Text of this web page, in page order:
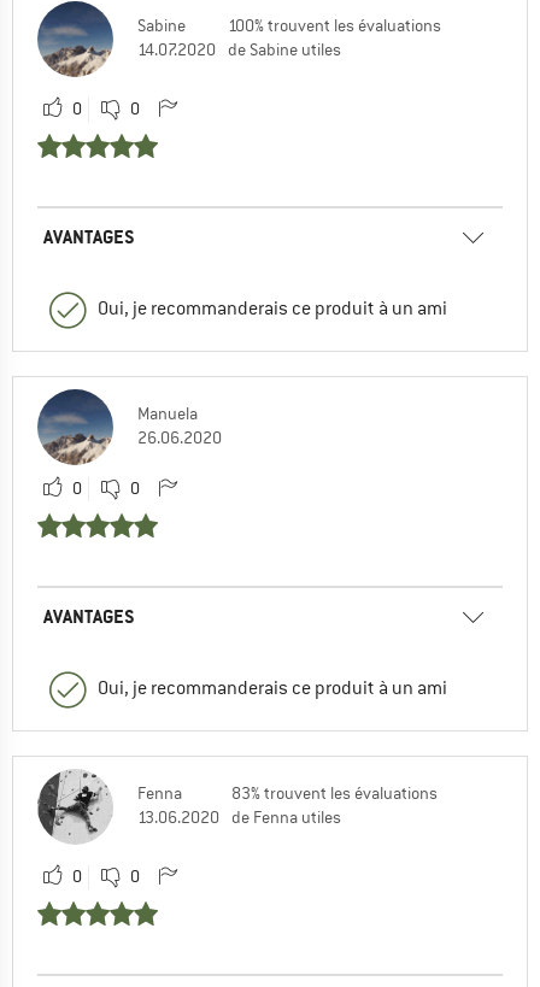
Sabine
14.07.2020
100% trouvent les évaluations
de Sabine utiles
0 0
AVANTAGES
Oui, je recommanderais ce produit à un ami
Manuela
26.06.2020
0 0
AVANTAGES
Oui, je recommanderais ce produit à un ami
Fenna
13.06.2020
83% trouvent les évaluations
de Fenna utiles
0 0